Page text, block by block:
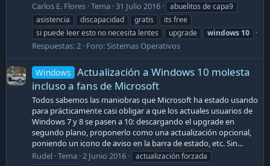
Carlos E. Flores Tema 31 Julio 2016
abuelitos de capa9
asistencia
discapacidad gratis
its free
si puede leer esto no necesita lentes
upgrade windows 10
Respuestas: 2 Foro:Sistemas Operativos
Windows Actualización a Windows 10 molesta
incluso a fans de Microsoft
Todos sabemos las maniobras que Microsoft ha estado usando
para prácticamente casi obligar a que los actuales usuarios de
Windows 7 y 8 se pasen a 10: descargando el upgrade en
segundo plano, proponerlo como una actualización opcional,
poniendo un icono de aviso en la barra de estado, etc. Sin...
Rudel Tema 2 Junio 2016
actualización forzada